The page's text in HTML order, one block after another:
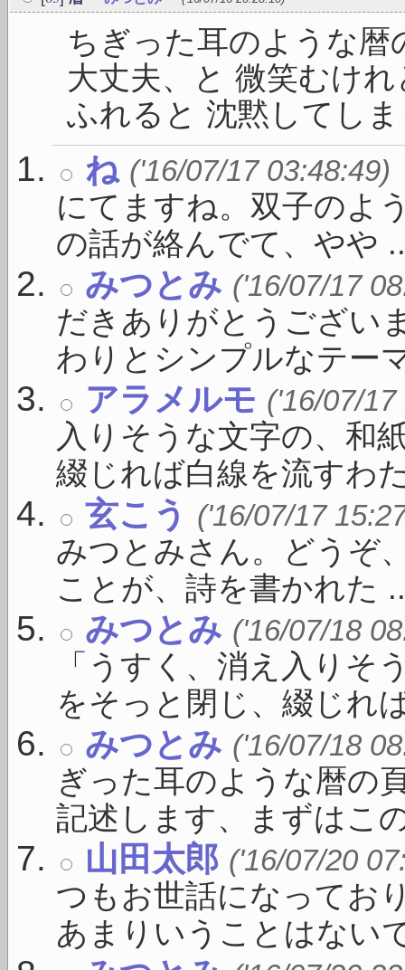
ちぎった耳のような
大丈夫、と 微笑むけ
ふれると 沈黙してし
ね ('16/07/17 03:48:49)
にてますね。双子のよ
の話が絡んでて、やや
みつとみ ('16/07/17
だきありがとうござい
わりとシンプルなテー
アラメルモ ('16/07/
入りそうな文字の、和
綴じれば白線を流すわ
玄こう ('16/07/17
みつとみさん。どう
ことが、詩を書かれた
みつとみ ('16/07/18
「うすく、消え入りそ
をそっと閉じ、綴じれ
みつとみ ('16/07/18
ぎった耳のような暦の
記述します、まずはこ
山田太郎 ('16/07/20
つもお世話になってお
あまりいうことはない